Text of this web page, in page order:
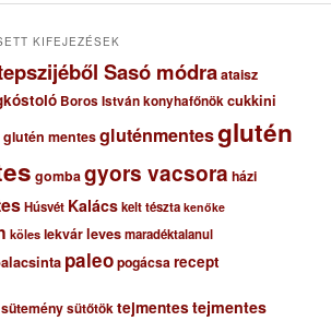
KIFEJEZÉSEK
Sasó módraataisz
Boros István konyhafőnökcukkini
glutén mentesgluténmentesglutén
gombagyors vacsora házi
Húsvét Kalácskelt tészta kenőke
köles lekvárlevesmaradéktalanul
paleopogácsarecept
süteménysütőtöktejmentestejmentes